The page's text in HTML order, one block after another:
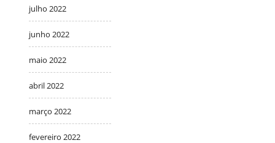
julho 2022
junho 2022
maio 2022
abril 2022
março 2022
fevereiro 2022